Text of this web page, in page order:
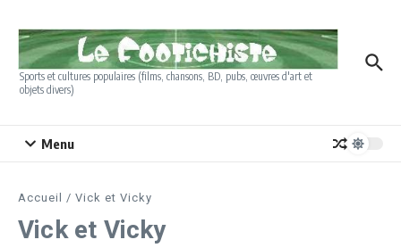
Sports et cultures populaires (films, chansons, BD, pubs, œuvres d'art et
objets divers)
Menu
Accueil / Vick et Vicky
Vick et Vicky